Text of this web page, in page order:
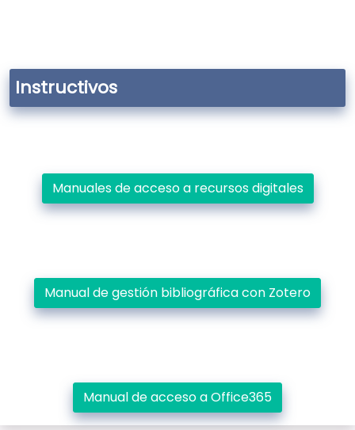
Instructivos
Manuales de acceso a recursos digitales
Manual de gestión bibliográfica con Zotero
Manual de acceso a Office365